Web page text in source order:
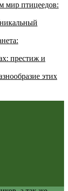
мир птицеедов:
престиж и
этих